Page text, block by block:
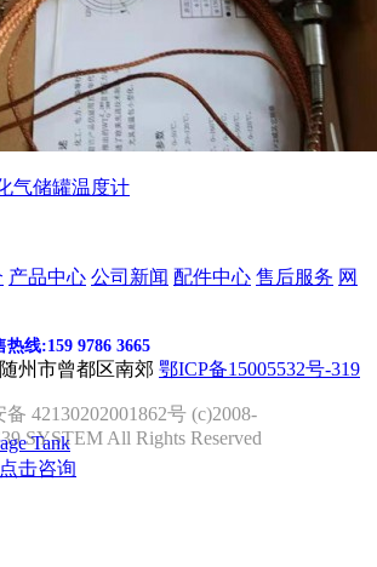
气储罐温度计
产品中心 公司新闻 配件中心 售后服务 网
线:159 9786 3665
州市曾都区南郊 鄂ICP备15005532号-319
42130202001862号 (c)2008-
SYSTEM All Rights Reserved
Tank
点击咨询